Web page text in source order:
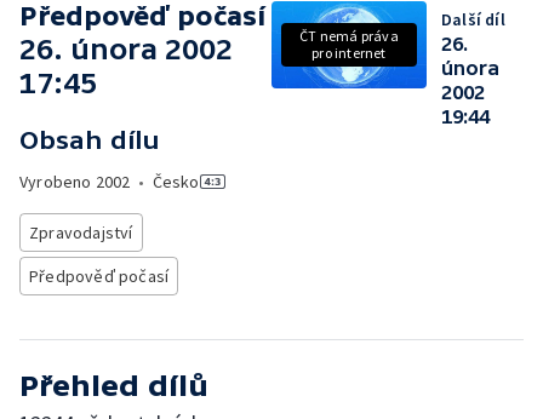
Předpověď počasí
26. února 2002
17:45
Obsah dílu
Vyrobeno 2002 • Česko
Zpravodajství
Předpověď počasí
ČT nemá práva
pro internet
Další díl
26.
února
2002
19:44
Přehled dílů